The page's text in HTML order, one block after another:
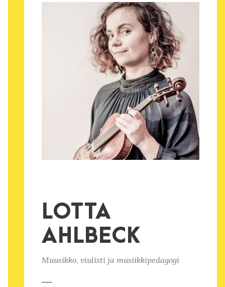
LOTTA
AHLBECK
Muusikko, viulisti ja musiikkipedagogi